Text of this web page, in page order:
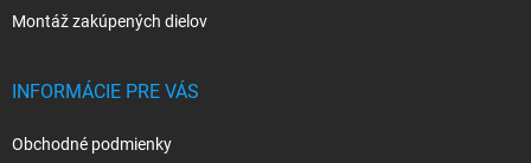
Montáž zakúpených dielov
INFORMÁCIE PRE VÁS
Obchodné podmienky